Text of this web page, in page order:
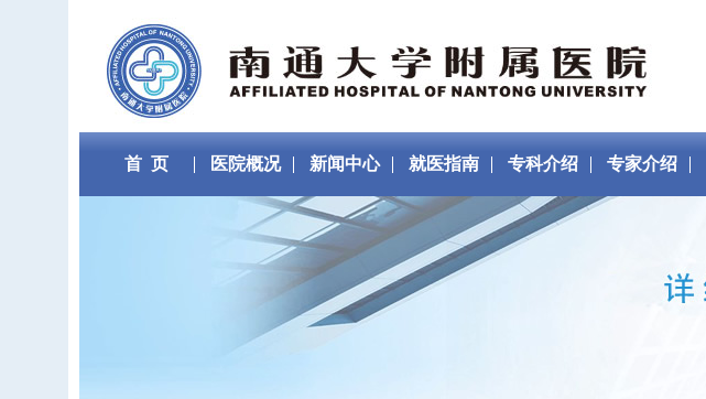
首 页 医院概况 新闻中心 就医指南 专科介绍 专家介绍